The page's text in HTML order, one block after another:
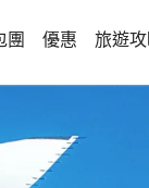
團 優惠 旅遊